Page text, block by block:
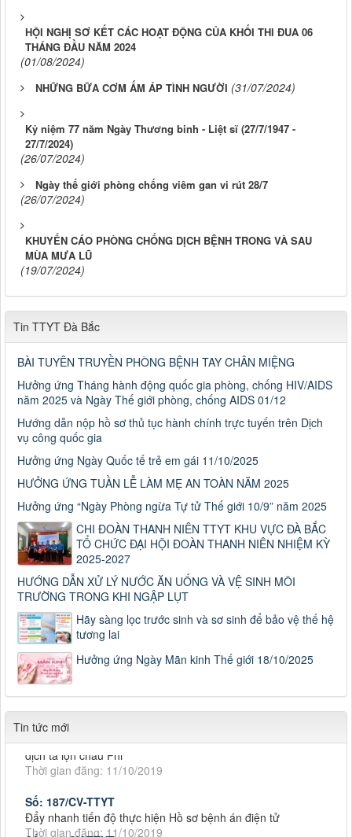
HỘI NGHỊ SƠ KẾT CÁC HOẠT ĐỘNG CỦA KHỐI THI ĐUA 06
THÁNG ĐẦU NĂM 2024
(01/08/2024)
NHỮNG BỮA CƠM ẤM ÁP TÌNH NGƯỜI (31/07/2024)
Kỷ niệm 77 năm Ngày Thương binh - Liệt sĩ (27/7/1947 -
27/7/2024)
(26/07/2024)
Ngày thế giới phòng chống viêm gan vi rút 28/7
(26/07/2024)
KHUYẾN CÁO PHÒNG CHỐNG DỊCH BỆNH TRONG VÀ SAU
MÙA MƯA LŨ
(19/07/2024)
Tin TTYT Đà Bắc
BÀI TUYÊN TRUYỀN PHÒNG BỆNH TAY CHÂN MIỆNG
Hưởng ứng Tháng hành động quốc gia phòng, chống HIV/AIDS
năm 2025 và Ngày Thế giới phòng, chống AIDS 01/12
Hướng dẫn nộp hồ sơ thủ tục hành chính trực tuyến trên Dịch
vụ công quốc gia
Hưởng ứng Ngày Quốc tế trẻ em gái 11/10/2025
HƯỞNG ỨNG TUẦN LỄ LÀM MẸ AN TOÀN NĂM 2025
Hưởng ứng “Ngày Phòng ngừa Tự tử Thế giới 10/9” năm 2025
CHI ĐOÀN THANH NIÊN TTYT KHU VỰC ĐÀ BẮC
TỔ CHỨC ĐẠI HỘI ĐOÀN THANH NIÊN NHIỆM KỲ
2025-2027
HƯỚNG DẪN XỬ LÝ NƯỚC ĂN UỐNG VÀ VỆ SINH MÔI
TRƯỜNG TRONG KHI NGẬP LỤT
Hãy sàng lọc trước sinh và sơ sinh để bảo vệ thế hệ
tương lai
Hưởng ứng Ngày Mãn kinh Thế giới 18/10/2025
Tin tức mới
Số: 187/CV-TTYT
Đẩy nhanh tiến độ thực hiện Hồ sơ bệnh án điện tử
Thời gian đăng: 11/10/2019
Cách chặn 5 bệnh hô hấp dễ mắc
Cách chặn 5 bệnh hô hấp dễ mắc
Thời gian đăng: 11/10/2019
Tiếp tục tăng cường công tác lãnh, chỉ đạo phòng,
Tiếp tục tăng cường công tác lãnh, chỉ đạo phòng, chống
dịch tả lợn châu Phi
Thời gian đăng: 11/10/2019
Đẩy nhanh tiến độ thực hiện Hồ sơ bệnh án điện tử
Thời gian đăng: 11/10/2019
Số: 187/CV-TTYT
Đẩy nhanh tiến độ thực hiện Hồ sơ bệnh án điện tử